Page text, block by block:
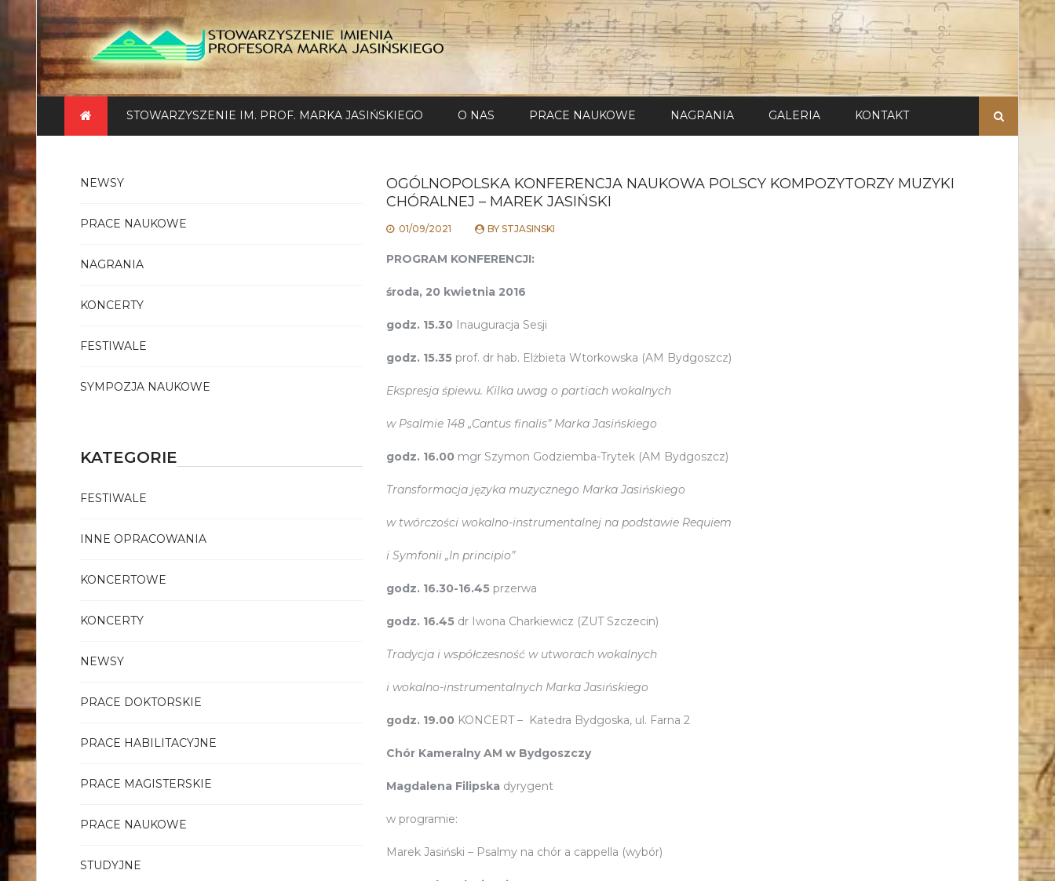
Skip
to
content
STOWARZYSZENIE IM. PROF. MARKA JASIŃSKIEGO O NAS PRACE NAUKOWE NAGRANIA GALERIA KONTAKT
OGÓLNOPOLSKA KONFERENCJA NAUKOWA POLSCY KOMPOZYTORZY MUZYKI
CHÓRALNEJ – MAREK JASIŃSKI
01/09/2021 BY STJASINSKI
PROGRAM KONFERENCJI:
środa, 20 kwietnia 2016
godz. 15.30 Inauguracja Sesji
godz. 15.35 prof. dr hab. Elżbieta Wtorkowska (AM Bydgoszcz)
Ekspresja śpiewu. Kilka uwag o partiach wokalnych
w Psalmie 148 „Cantus finalis” Marka Jasińskiego
godz. 16.00 mgr Szymon Godziemba-Trytek (AM Bydgoszcz)
Transformacja języka muzycznego Marka Jasińskiego
w twórczości wokalno-instrumentalnej na podstawie Requiem
i Symfonii „In principio”
godz. 16.30-16.45 przerwa
godz. 16.45 dr Iwona Charkiewicz (ZUT Szczecin)
Tradycja i współczesność w utworach wokalnych
i wokalno-instrumentalnych Marka Jasińskiego
godz. 19.00 KONCERT – Katedra Bydgoska, ul. Farna 2
Chór Kameralny AM w Bydgoszczy
Magdalena Filipska dyrygent
w programie:
Marek Jasiński – Psalmy na chór a cappella (wybór)
NEWSY
PRACE NAUKOWE
NAGRANIA
KONCERTY
FESTIWALE
SYMPOZJA NAUKOWE
KATEGORIE
FESTIWALE
INNE OPRACOWANIA
KONCERTOWE
KONCERTY
NEWSY
PRACE DOKTORSKIE
PRACE HABILITACYJNE
PRACE MAGISTERSKIE
PRACE NAUKOWE
STUDYJNE